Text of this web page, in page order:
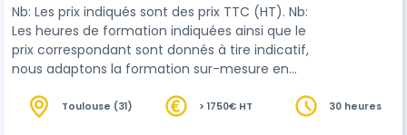
Nb: Les prix indiqués sont des prix TTC (HT). Nb:
Les heures de formation indiquées ainsi que le
prix correspondant sont donnés à tire indicatif,
nous adaptons la formation sur-mesure en
de sortie ainsi que de vos besoins personnels en
Toulouse (31) > 1750€ HT 30 heures